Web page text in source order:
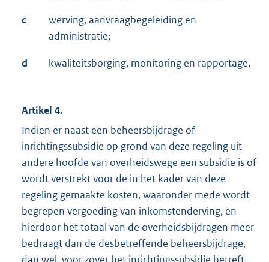
c
werving, aanvraagbegeleiding en
administratie;
d kwaliteitsborging, monitoring en rapportage.
Artikel 4.
Indien er naast een beheersbijdrage of
inrichtingssubsidie op grond van deze regeling uit
andere hoofde van overheidswege een subsidie is of
wordt verstrekt voor de in het kader van deze
regeling gemaakte kosten, waaronder mede wordt
begrepen vergoeding van inkomstenderving, en
hierdoor het totaal van de overheidsbijdragen meer
bedraagt dan de desbetreffende beheersbijdrage,